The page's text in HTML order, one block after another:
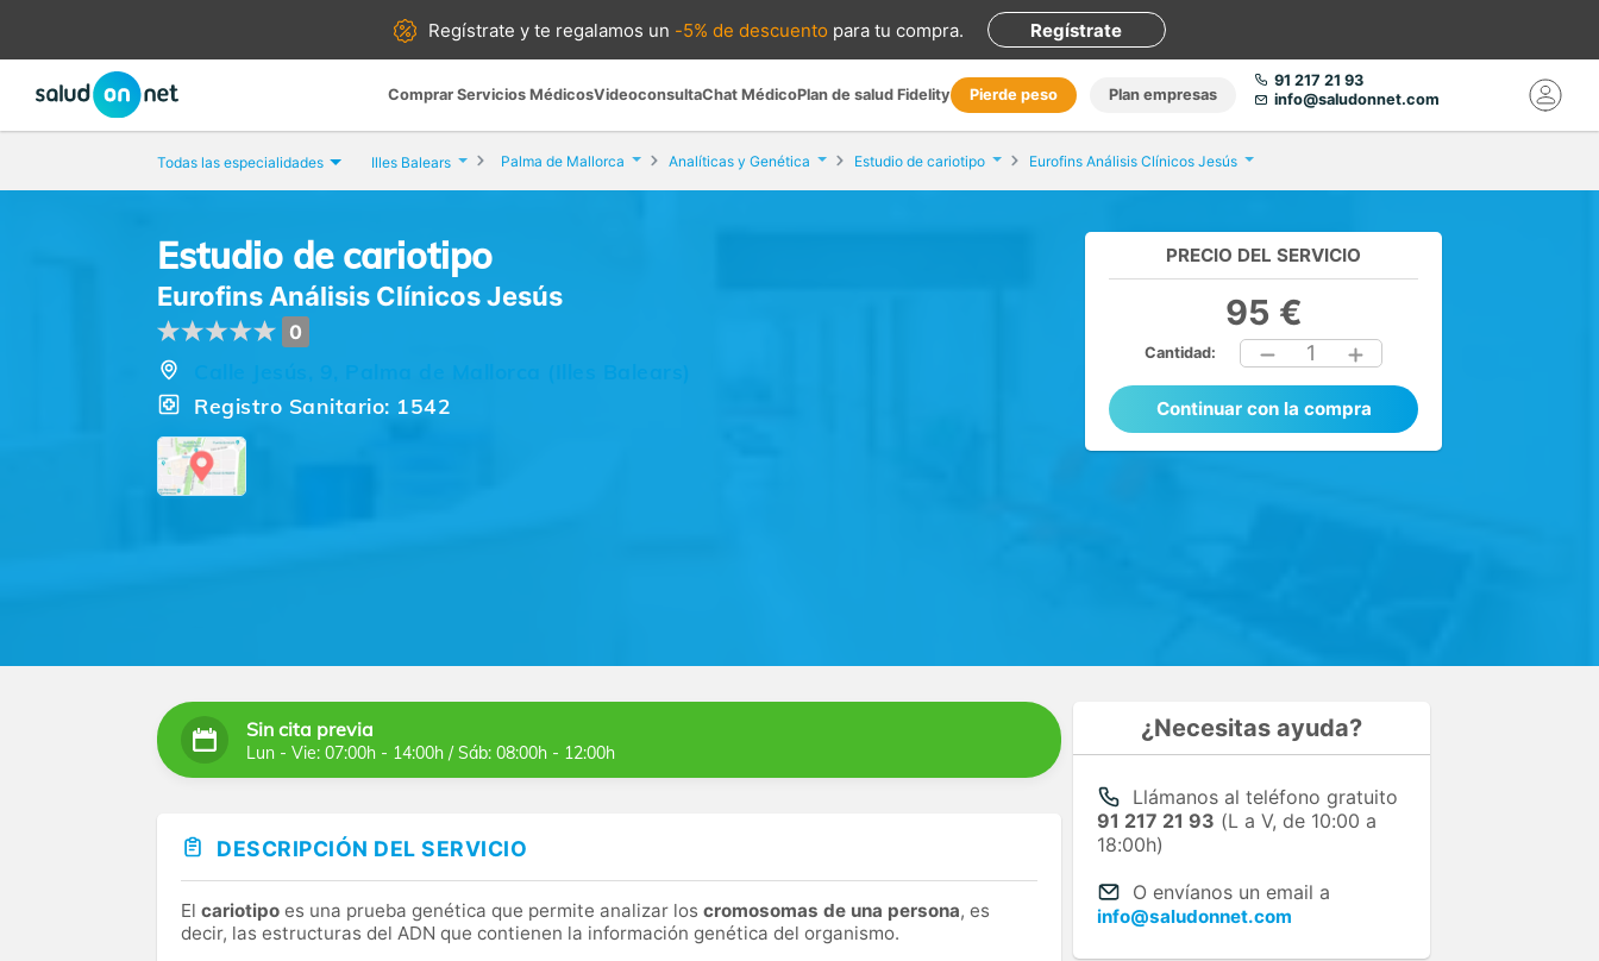
Regístrate yte regalamos un -5% de descuento para tu compra. Regístrate
Comprar Servicios MédicosVideoconsultaChat MédicoPlan de salud Fidelity Pierde peso Plan empresas
91 217 21 93
info@saludonnet.com
Todas las especialidades Illes Balears Palma de Mallorca Analíticas y Genética Estudio de cariotipo Eurofins Análisis Clínicos Jesús
Estudio de cariotipo
Eurofins Análisis Clínicos Jesús
0
Registro Sanitario: 1542
PRECIO DEL SERVICIO
95 €
Cantidad: 1
Continuar con la compra
Sin cita previa
Lun - Vie: 07:00h - 14:00h / Sáb: 08:00h - 12:00h
DESCRIPCIÓN DEL SERVICIO
El cariotipo es una prueba genética que permite analizar los cromosomas de una persona, es
decir, las estructuras del ADN que contienen la información genética del organismo.
¿Necesitas ayuda?
Llámanos al teléfono gratuito
91 217 21 93 (L a V, de 10:00 a
18:00h)
O envíanos un email a
info@saludonnet.com